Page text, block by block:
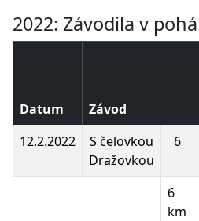
2022: Závodila v
Datum Závod
12.2.2022
S čelovkou
Dražovkou
6
6
km